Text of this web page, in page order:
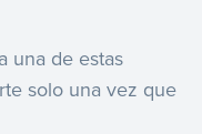
una de estas
solo una vez que